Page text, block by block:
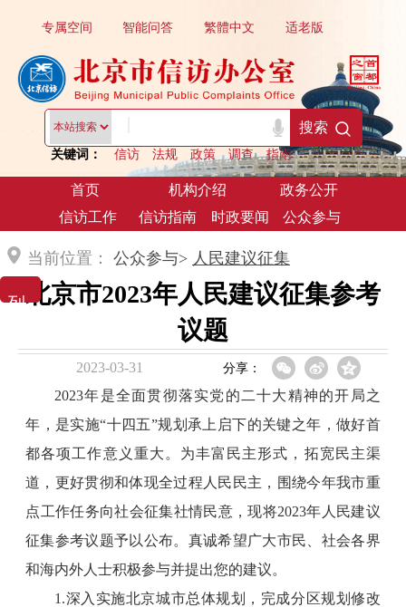
关键词： 信访 法规 政策 调查 指南
搜索
繁體中文
专属空间 适老版
智能问答
首页 机构介绍
政务公开
信访工作
信访指南 时政要闻 公众参与
当前位置： 公众参与> 人民建议征集
北京市2023年人民建议征集参考
议题
2023-03-31 分享：
2023年是全面贯彻落实党的二十大精神的开局之
年，是实施“十四五”规划承上启下的关键之年，做好首
都各项工作意义重大。为丰富民主形式，拓宽民主渠
道，更好贯彻和体现全过程人民民主，围绕今年我市重
点工作任务向社会征集社情民意，现将2023年人民建议
征集参考议题予以公布。真诚希望广大市民、社会各界
和海内外人士积极参与并提出您的建议。
1.深入实施北京城市总体规划，完成分区规划修改